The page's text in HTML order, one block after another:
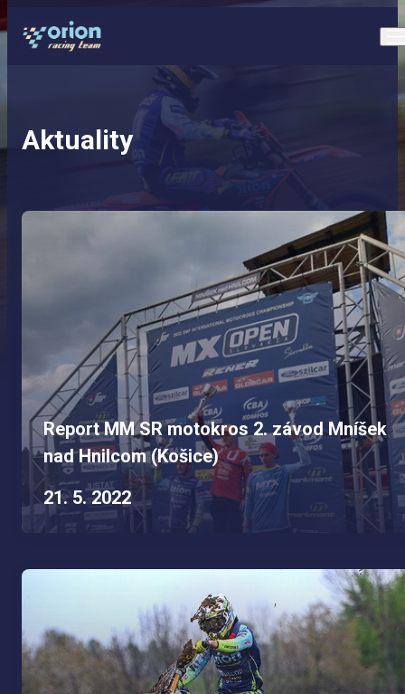
Aktuality
Report MM SR motokros 2. závod Mníšek
nad Hnilcom (Košice)
21. 5. 2022